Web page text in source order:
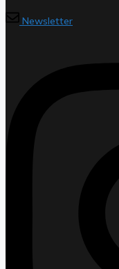
Newsletter